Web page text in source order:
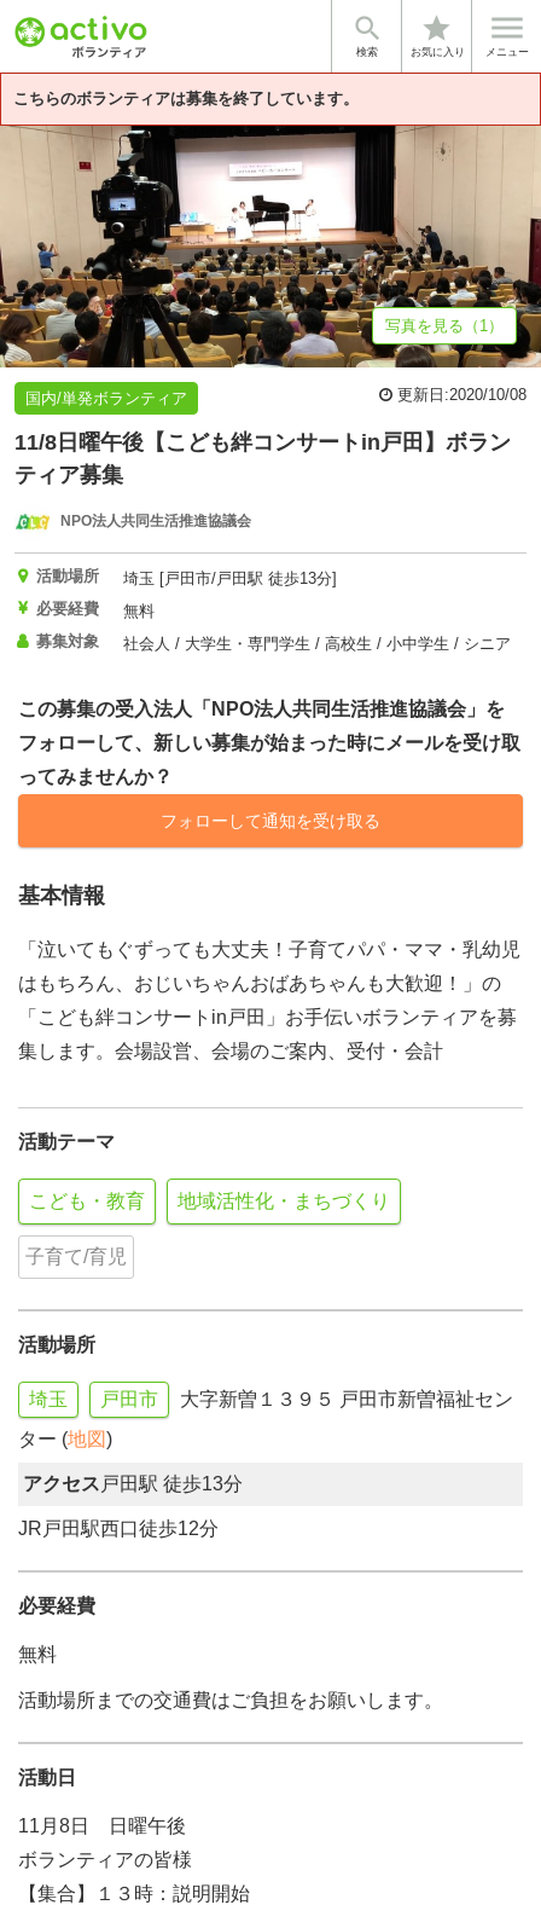

検索
star
お気に入り

メニュー
こちらのボランティアは募集を終了しています。
基本情報 募集詳細
写真を見る（1）
国内/単発ボランティア 更新日:2020/10/08
11/8日曜午後【こども絆コンサートin戸田】ボラン
ティア募集
NPO法人共同生活推進協議会
活動場所
埼玉 [戸田市/戸田駅 徒歩13分]
必要経費
無料
募集対象
社会人 / 大学生・専門学生 / 高校生 / 小中学生 / シニア
この募集の受入法人「NPO法人共同生活推進協議会」を
フォローして、新しい募集が始まった時にメールを受け取
ってみませんか？
フォローして通知を受け取る
基本情報
「泣いてもぐずっても大丈夫！子育てパパ・ママ・乳幼児
はもちろん、おじいちゃんおばあちゃんも大歓迎！」の
「こども絆コンサートin戸田」お手伝いボランティアを募
集します。会場設営、会場のご案内、受付・会計
活動テーマ
こども・教育 地域活性化・まちづくり
子育て/育児
活動場所
埼玉 戸田市
大字新曽１３９５ 戸田市新曽福祉セン
ター (地図)
アクセス 戸田駅 徒歩13分
JR戸田駅西口徒歩12分
必要経費
無料
活動場所までの交通費はご負担をお願いします。
活動日
11月8日 日曜午後
ボランティアの皆様
【集合】１３時：説明開始